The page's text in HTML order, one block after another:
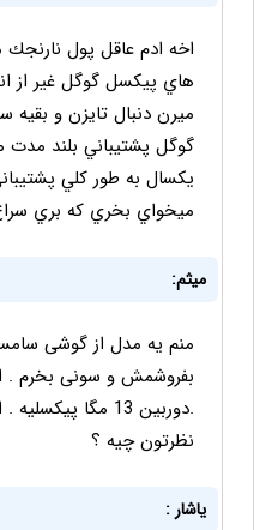
اخه ادم عاقل پول
ميرن دنبال تايزن و
گوگل پشتيباني بلند
يكسال به طور كلي
ميخواي بخري كه بري
میثم:
منم یه مدل از گوشی
بفروشمش و سونی بخرم .
.دوربین 13 مگا
نظرتون چیه ؟
یاشار :